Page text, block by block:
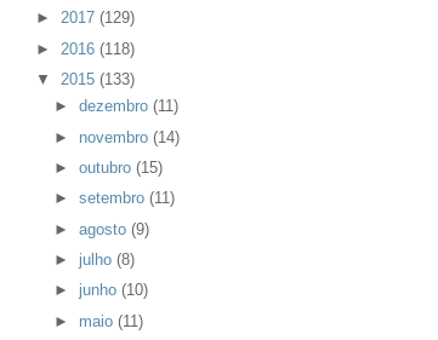
► 2017 (129)
► 2016 (118)
▼ 2015 (133)
►dezembro(11)
► novembro(14)
►outubro(15)
►setembro(11)
►agosto(9)
► julho(8)
► junho(10)
► maio(11)